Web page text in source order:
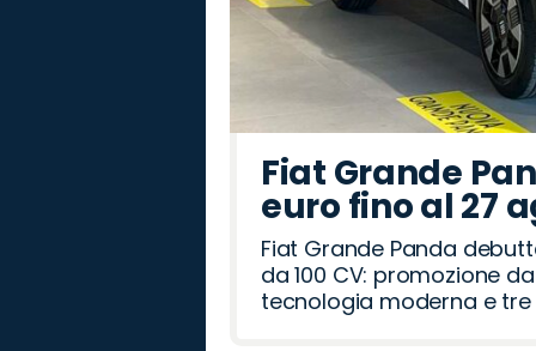
Fiat Grande
euro fino al 27
Fiat Grande Panda
da 100 CV: promozione
tecnologia moderna e